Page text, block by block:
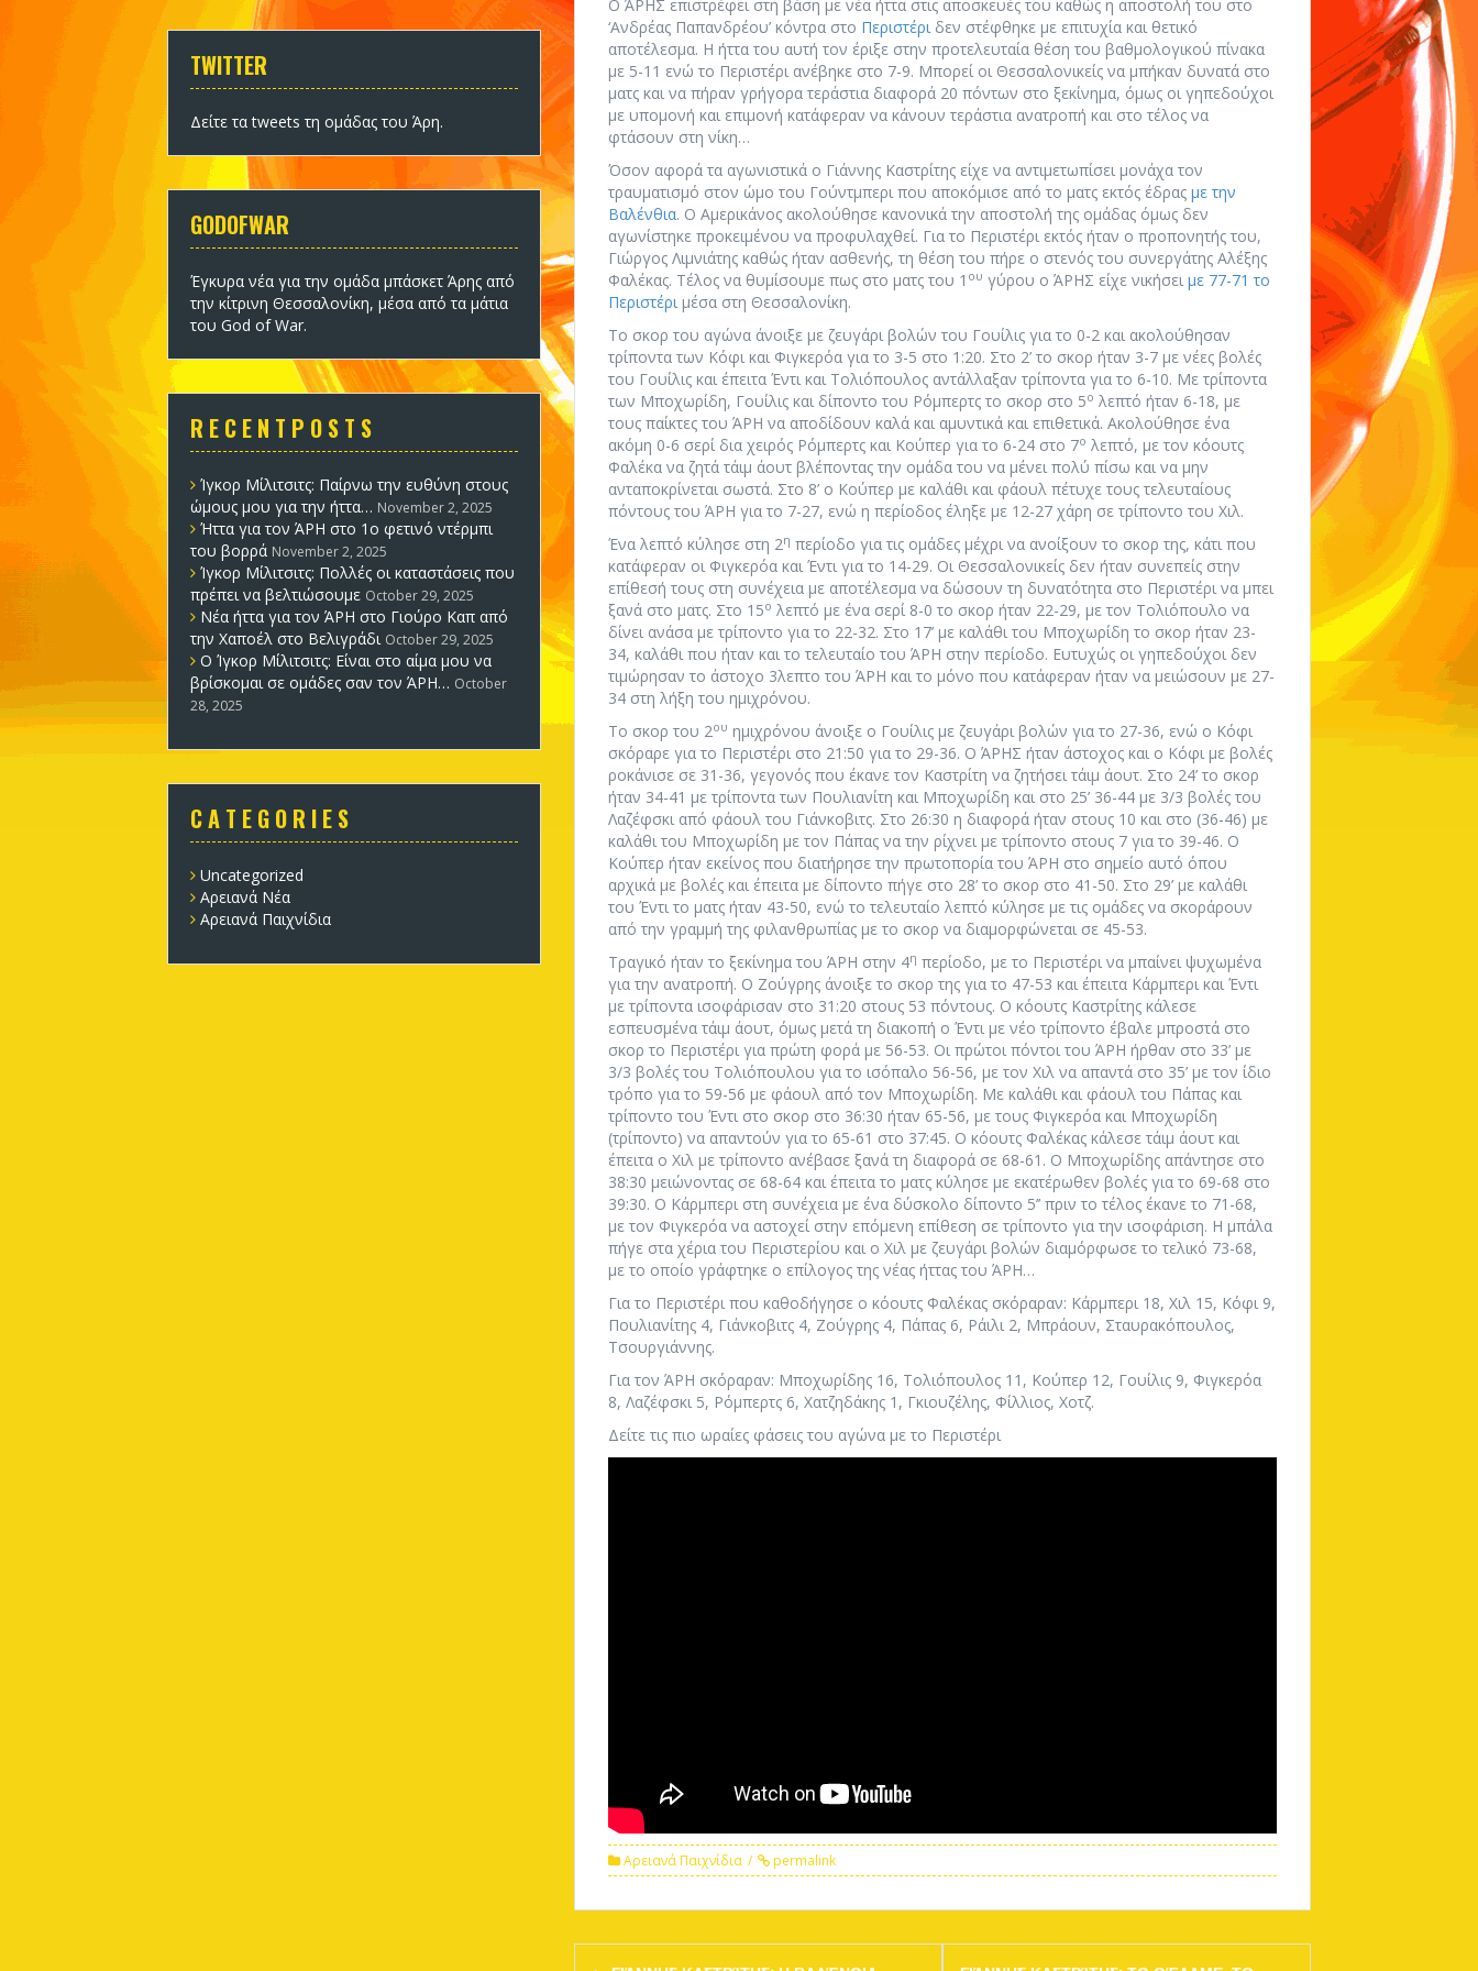
Ο ΆΡΗΣ επιστρέφει στη βάση με νέα ήττα στις αποσκευές του καθώς η αποστολή του στο
‘Ανδρέας Παπανδρέου’ κόντρα στο Περιστέριδεν στέφθηκε με επιτυχία και θετικό
αποτέλεσμα. Η ήττα του αυτή τον έριξε στην προτελευταία θέση του βαθμολογικού πίνακα
με 5-11 ενώ το Περιστέρι ανέβηκε στο 7-9. Μπορεί οι Θεσσαλονικείς να μπήκαν δυνατά στο
ματς και να πήραν γρήγορα τεράστια διαφορά 20 πόντων στο ξεκίνημα, όμως οι γηπεδούχοι
με υπομονή και επιμονή κατάφεραν να κάνουν τεράστια ανατροπή και στο τέλος να
φτάσουν στη νίκη…
Όσον αφορά τα αγωνιστικά ο Γιάννης Καστρίτης είχε να αντιμετωπίσει μονάχα τον
τραυματισμό στον ώμο του Γούντμπερι που αποκόμισε από το ματς εκτός έδρας με την
Βαλένθια. Ο Αμερικάνος ακολούθησε κανονικά την αποστολή της ομάδας όμως δεν
αγωνίστηκε προκειμένου να προφυλαχθεί. Για το Περιστέρι εκτός ήταν ο προπονητής του,
Γιώργος Λιμνιάτης καθώς ήταν ασθενής, τη θέση του πήρε ο στενός του συνεργάτης Αλέξης
Φαλέκας. Τέλος να θυμίσουμε πως στο ματς του 1 ου γύρου ο ΆΡΗΣ είχε νικήσειμε 77-71 το
Περιστέριμέσα στη Θεσσαλονίκη.
Το σκορ του αγώνα άνοιξε με ζευγάρι βολών του Γουίλις για το 0-2 και ακολούθησαν
τρίποντα των Κόφι και Φιγκερόα για το 3-5 στο 1:20. Στο 2’ το σκορ ήταν 3-7 με νέες βολές
του Γουίλις και έπειτα Έντι και Τολιόπουλος αντάλλαξαν τρίποντα για το 6-10. Με τρίποντα
των Μποχωρίδη, Γουίλις και δίποντο του Ρόμπερτς το σκορ στο 5ο λεπτό ήταν 6-18, με
τους παίκτες του ΆΡΗ να αποδίδουν καλά και αμυντικά και επιθετικά. Ακολούθησε ένα
ακόμη 0-6 σερί δια χειρός Ρόμπερτς και Κούπερ για το 6-24 στο 7ο λεπτό, με τον κόουτς
Φαλέκα να ζητά τάιμ άουτ βλέποντας την ομάδα του να μένει πολύ πίσω και να μην
ανταποκρίνεται σωστά. Στο 8’ ο Κούπερ με καλάθι και φάουλ πέτυχε τους τελευταίους
πόντους του ΆΡΗ για το 7-27, ενώ η περίοδος έληξε με 12-27 χάρη σε τρίποντο του Χιλ.
Ένα λεπτό κύλησε στη 2η περίοδο για τις ομάδες μέχρι να ανοίξουν το σκορ της, κάτι που
κατάφεραν οι Φιγκερόα και Έντι για το 14-29. Οι Θεσσαλονικείς δεν ήταν συνεπείς στην
επίθεσή τους στη συνέχεια με αποτέλεσμα να δώσουν τη δυνατότητα στο Περιστέρι να μπει
ξανά στο ματς. Στο 15ο λεπτό με ένα σερί 8-0 το σκορ ήταν 22-29, με τον Τολιόπουλο να
δίνει ανάσα με τρίποντο για το 22-32. Στο 17’ με καλάθι του Μποχωρίδη το σκορ ήταν 23-
34, καλάθι που ήταν και το τελευταίο του ΆΡΗ στην περίοδο. Ευτυχώς οι γηπεδούχοι δεν
τιμώρησαν το άστοχο 3λεπτο του ΆΡΗ και το μόνο που κατάφεραν ήταν να μειώσουν με 27-
34 στη λήξη του ημιχρόνου.
Το σκορ του 2ου ημιχρόνου άνοιξε ο Γουίλις με ζευγάρι βολών για το 27-36, ενώ ο Κόφι
σκόραρε για το Περιστέρι στο 21:50 για το 29-36. Ο ΆΡΗΣ ήταν άστοχος και ο Κόφι με βολές
ροκάνισε σε 31-36, γεγονός που έκανε τον Καστρίτη να ζητήσει τάιμ άουτ. Στο 24’ το σκορ
ήταν 34-41 με τρίποντα των Πουλιανίτη και Μποχωρίδη και στο 25’ 36-44 με 3/3 βολές του
Λαζέφσκι από φάουλ του Γιάνκοβιτς. Στο 26:30 η διαφορά ήταν στους 10 και στο (36-46) με
καλάθι του Μποχωρίδη με τον Πάπας να την ρίχνει με τρίποντο στους 7 για το 39-46. Ο
Κούπερ ήταν εκείνος που διατήρησε την πρωτοπορία του ΆΡΗ στο σημείο αυτό όπου
αρχικά με βολές και έπειτα με δίποντο πήγε στο 28’ το σκορ στο 41-50. Στο 29’ με καλάθι
του Έντι το ματς ήταν 43-50, ενώ το τελευταίο λεπτό κύλησε με τις ομάδες να σκοράρουν
από την γραμμή της φιλανθρωπίας με το σκορ να διαμορφώνεται σε 45-53.
Τραγικό ήταν το ξεκίνημα του ΆΡΗ στην 4η περίοδο, με το Περιστέρι να μπαίνει ψυχωμένα
για την ανατροπή. Ο Ζούγρης άνοιξε το σκορ της για το 47-53 και έπειτα Κάρμπερι και Έντι
με τρίποντα ισοφάρισαν στο 31:20 στους 53 πόντους. Ο κόουτς Καστρίτης κάλεσε
εσπευσμένα τάιμ άουτ, όμως μετά τη διακοπή ο Έντι με νέο τρίποντο έβαλε μπροστά στο
σκορ το Περιστέρι για πρώτη φορά με 56-53. Οι πρώτοι πόντοι του ΆΡΗ ήρθαν στο 33’ με
3/3 βολές του Τολιόπουλου για το ισόπαλο 56-56, με τον Χιλ να απαντά στο 35’ με τον ίδιο
τρόπο για το 59-56 με φάουλ από τον Μποχωρίδη. Με καλάθι και φάουλ του Πάπας και
τρίποντο του Έντι στο σκορ στο 36:30 ήταν 65-56, με τους Φιγκερόα και Μποχωρίδη
(τρίποντο) να απαντούν για το 65-61 στο 37:45. Ο κόουτς Φαλέκας κάλεσε τάιμ άουτ και
έπειτα ο Χιλ με τρίποντο ανέβασε ξανά τη διαφορά σε 68-61. Ο Μποχωρίδης απάντησε στο
38:30 μειώνοντας σε 68-64 και έπειτα το ματς κύλησε με εκατέρωθεν βολές για το 69-68 στο
39:30. Ο Κάρμπερι στη συνέχεια με ένα δύσκολο δίποντο 5’’ πριν το τέλος έκανε το 71-68,
με τον Φιγκερόα να αστοχεί στην επόμενη επίθεση σε τρίποντο για την ισοφάριση. Η μπάλα
πήγε στα χέρια του Περιστερίου και ο Χιλ με ζευγάρι βολών διαμόρφωσε το τελικό 73-68,
με το οποίο γράφτηκε ο επίλογος της νέας ήττας του ΆΡΗ…
Για το Περιστέρι που καθοδήγησε ο κόουτς Φαλέκας σκόραραν: Κάρμπερι 18, Χιλ 15, Κόφι 9,
Πουλιανίτης 4, Γιάνκοβιτς 4, Ζούγρης 4, Πάπας 6, Ράιλι 2, Μπράουν, Σταυρακόπουλος,
Τσουργιάννης.
Για τον ΆΡΗ σκόραραν: Μποχωρίδης 16, Τολιόπουλος 11, Κούπερ 12, Γουίλις 9, Φιγκερόα
8, Λαζέφσκι 5, Ρόμπερτς 6, Χατζηδάκης 1, Γκιουζέλης, Φίλλιος, Χοτζ.
Δείτε τις πιο ωραίες φάσεις του αγώνα με το Περιστέρι
Αρειανά Παιχνίδια permalink
TWITTER
Δείτε τα tweets τη ομάδας του Άρη.
GODOFWAR
Έγκυρα νέα για την ομάδα μπάσκετ Άρης από
την κίτρινη Θεσσαλονίκη, μέσα από τα μάτια
του God of War.
R E C E N T P O S T S
Ίγκορ Μίλιτσιτς: Παίρνω την ευθύνη στους
ώμους μου για την ήττα… November 2, 2025
Ήττα για τον ΆΡΗ στο 1ο φετινό ντέρμπι
του βορρά November 2, 2025
Ίγκορ Μίλιτσιτς: Πολλές οι καταστάσεις που
πρέπει να βελτιώσουμε October 29, 2025
Νέα ήττα για τον ΆΡΗ στο Γιούρο Καπ από
την Χαποέλ στο Βελιγράδι October 29, 2025
Ο Ίγκορ Μίλιτσιτς: Είναι στο αίμα μου να
βρίσκομαι σε ομάδες σαν τον ΆΡΗ… October
28, 2025
C A T E G O R I E S
Uncategorized
Αρειανά Νέα
Αρειανά Παιχνίδια